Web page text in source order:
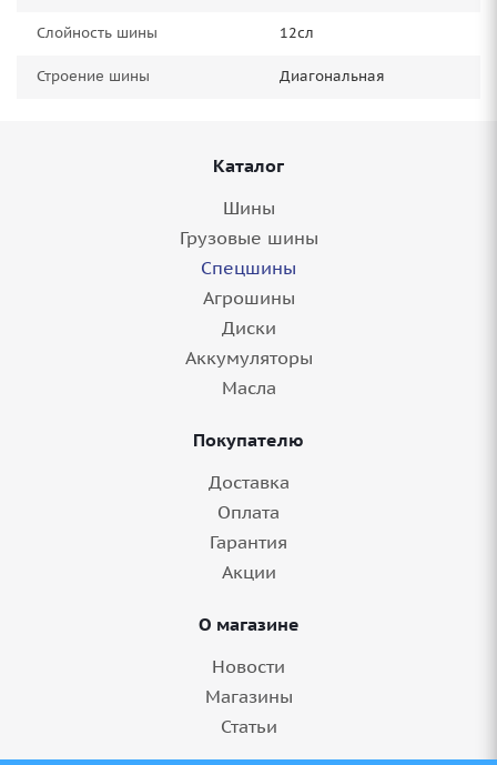
Слойность шины 12сл
Строение шины Диагональная
Каталог
Шины
Грузовые шины
Спецшины
Агрошины
Диски
Аккумуляторы
Масла
Покупателю
Доставка
Оплата
Гарантия
Акции
О магазине
Новости
Магазины
Статьи